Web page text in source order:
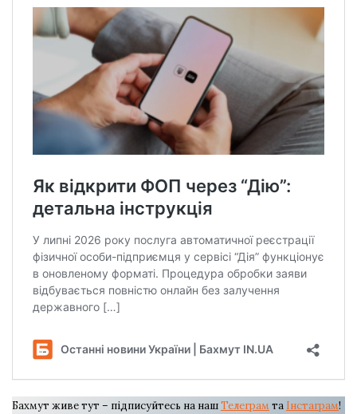
Бахмут живе тут – підписуйтесь на нашТелеграм та Інстаграм!